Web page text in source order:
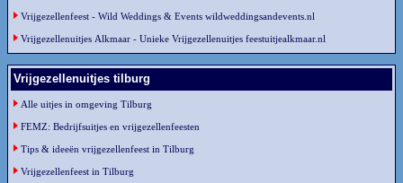
Vrijgezellenfeest - Wild Weddings & Events wildweddingsandevents.nl
Vrijgezellenuitjes Alkmaar - Unieke Vrijgezellenuitjes feestuitjealkmaar.nl
Vrijgezellenuitjes tilburg
Alle uitjes in omgeving Tilburg
FEMZ: Bedrijfsuitjes en vrijgezellenfeesten
Tips & ideeën vrijgezellenfeest in Tilburg
Vrijgezellenfeest in Tilburg